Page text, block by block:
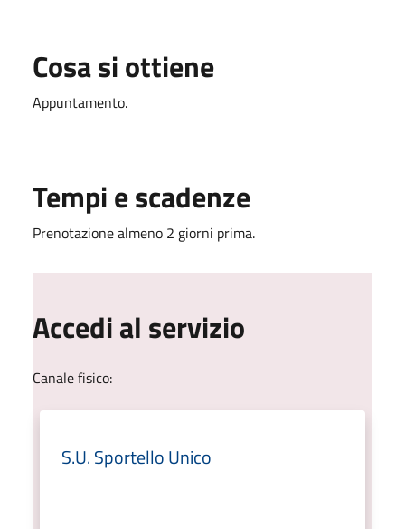
Cosa si ottiene
Appuntamento.
Tempi e scadenze
Prenotazione almeno 2 giorni prima.
Accedi al servizio
Canale fisico:
S.U. Sportello Unico